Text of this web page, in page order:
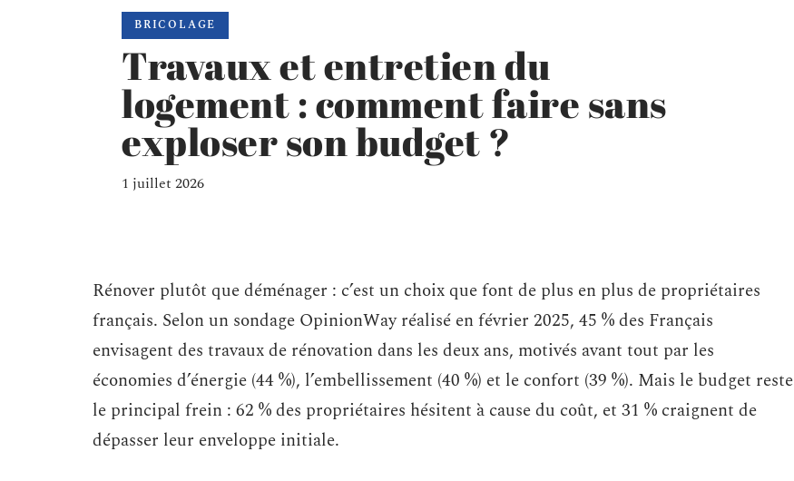
BRICOLAGE
Travaux et entretien du
logement : comment faire sans
exploser son budget ?
1 juillet 2026
Rénover plutôt que déménager : c’est un choix que font de plus en plus de propriétaires
français. Selon un sondage OpinionWay réalisé en février 2025, 45 % des Français
envisagent des travaux de rénovation dans les deux ans, motivés avant tout par les
économies d’énergie (44 %), l’embellissement (40 %) et le confort (39 %). Mais le budget reste
le principal frein : 62 % des propriétaires hésitent à cause du coût, et 31 % craignent de
dépasser leur enveloppe initiale.